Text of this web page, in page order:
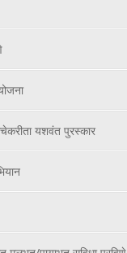
यशवंत पुरस्कार